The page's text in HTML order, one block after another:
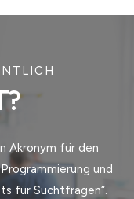
Akronym für den
und
für Suchtfragen“.